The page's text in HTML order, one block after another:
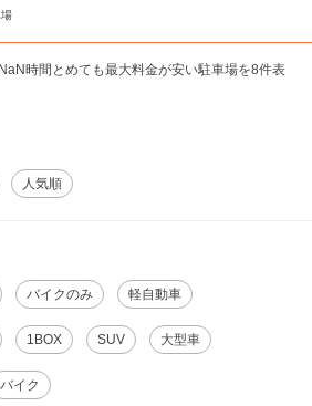
時間とめても最大料金が安い駐車場を8件表
人気順
バイクのみ 軽自動車
1BOX SUV 大型車
バイク